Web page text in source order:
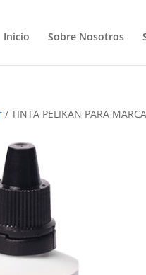
Inicio Sobre Nosotros
/ TINTA PELIKAN PARA